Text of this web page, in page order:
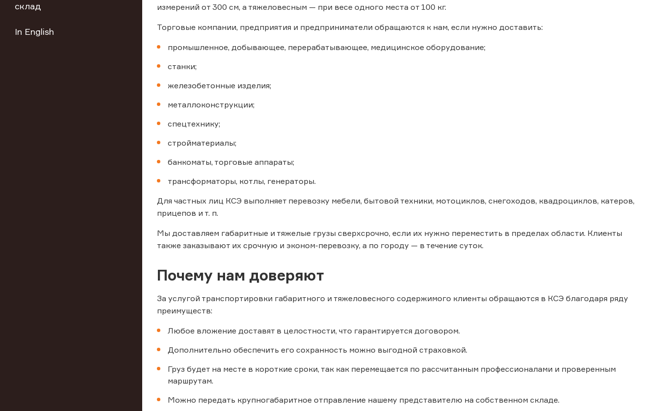
склад
In English
измерений от 300 см, а тяжеловесным — при весе одного места от 100 кг.
Торговые компании, предприятия и предприниматели обращаются к нам, если нужно доставить:
промышленное, добывающее, перерабатывающее, медицинское оборудование;
станки;
железобетонные изделия;
металлоконструкции;
спецтехнику;
стройматериалы;
банкоматы, торговые аппараты;
трансформаторы, котлы, генераторы.
Для частных лиц КСЭ выполняет перевозку мебели, бытовой техники, мотоциклов, снегоходов, квадроциклов, катеров,
прицепов и т. п.
Мы доставляем габаритные и тяжелые грузы сверхсрочно, если их нужно переместить в пределах области. Клиенты
также заказывают их срочную и эконом-перевозку, а по городу — в течение суток.
Почему нам доверяют
За услугой транспортировки габаритного и тяжеловесного содержимого клиенты обращаются в КСЭ благодаря ряду
преимуществ:
Любое вложение доставят в целостности, что гарантируется договором.
Дополнительно обеспечить его сохранность можно выгодной страховкой.
Груз будет на месте в короткие сроки, так как перемещается по рассчитанным профессионалами и проверенным
маршрутам.
Можно передать крупногабаритное отправление нашему представителю на собственном складе.